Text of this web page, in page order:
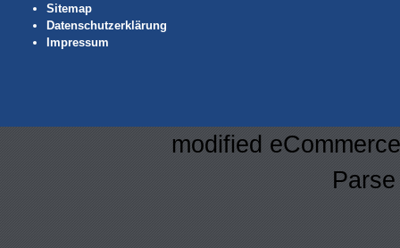
Sitemap
Datenschutzerklärung
Impressum
mod ified